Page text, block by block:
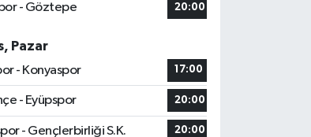
- Göztepe 20:00
Pazar
- Konyaspor
17:00
- Eyüpspor 20:00
- Gençlerbirliği S.K. 20:00